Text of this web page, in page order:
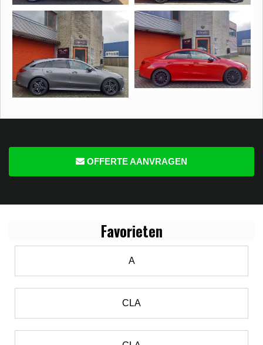
OFFERTE AANVRAGEN
Favorieten
A
CLA